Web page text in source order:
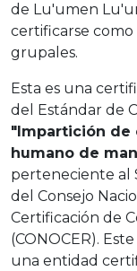
de Lu'umen
certificarse
grupales.
Esta es una
del Estándar de
"Impartición de
humano de
perteneciente al
del Consejo
Certificación de
(CONOCER).
una entidad